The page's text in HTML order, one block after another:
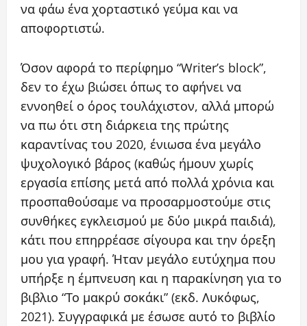
να φάω ένα χορταστικό γεύμα και να
αποφορτιστώ.
Όσον αφορά το περίφημο “Writer’s block”,
δεν το έχω βιώσει όπως το αφήνει να
εννοηθεί ο όρος τουλάχιστον, αλλά μπορώ
να πω ότι στη διάρκεια της πρώτης
καραντίνας του 2020, ένιωσα ένα μεγάλο
ψυχολογικό βάρος (καθώς ήμουν χωρίς
εργασία επίσης μετά από πολλά χρόνια και
προσπαθούσαμε να προσαρμοστούμε στις
συνθήκες εγκλεισμού με δύο μικρά παιδιά),
κάτι που επηρρέασε σίγουρα και την όρεξη
μου για γραφή. Ήταν μεγάλο ευτύχημα που
υπήρξε η έμπνευση και η παρακίνηση για το
βιβλιο “Το μακρύ σοκάκι” (εκδ. Λυκόφως,
2021). Συγγραφικά με έσωσε αυτό το βιβλίο